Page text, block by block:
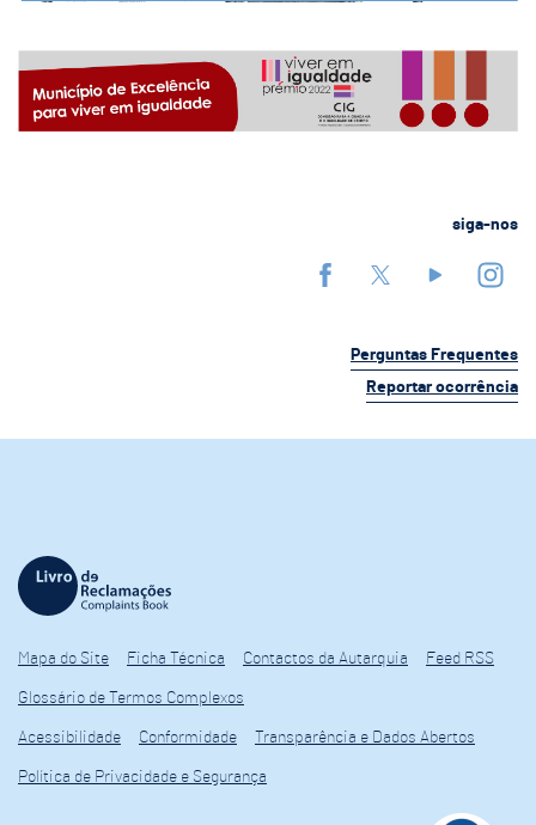
siga-nos
Perguntas Frequentes
Reportar ocorrência
Mapa do Site Ficha Técnica Contactos da Autarquia Feed RSS
Glossário de Termos Complexos
Acessibilidade Conformidade Transparência e Dados Abertos
Política de Privacidade e Segurança